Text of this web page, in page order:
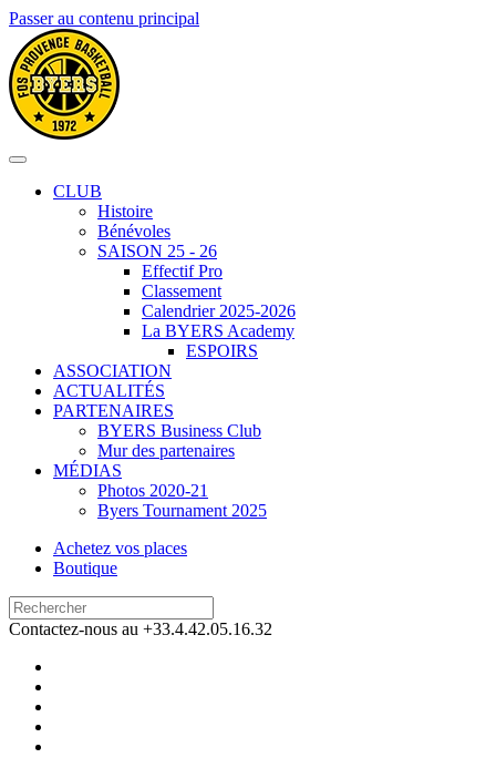
Passer au contenu principal
CLUB
Histoire
Bénévoles
SAISON 25 - 26
Effectif Pro
Classement
Calendrier 2025-2026
La BYERS Academy
ESPOIRS
ASSOCIATION
ACTUALITÉS
PARTENAIRES
BYERS Business Club
Mur des partenaires
MÉDIAS
Photos 2020-21
Byers Tournament 2025
Achetez vos places
Boutique
Contactez-nous au +33.4.42.05.16.32